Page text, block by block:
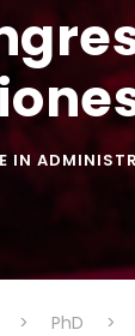
IN
> PhD >